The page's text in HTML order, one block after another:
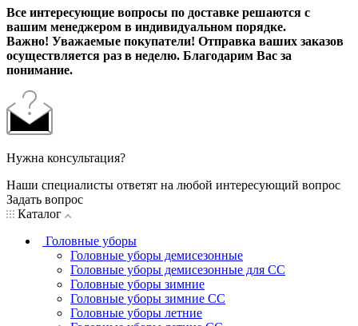
Все интересующие вопросы по доставке решаются с
вашим менеджером в индивидуальном порядке.
Важно! Уважаемые покупатели! Отправка ваших заказов
осуществляется раз в неделю. Благодарим Вас за
понимание.
Нужна консультация?
Наши специалисты ответят на любой интересующий вопрос
Задать вопрос
Каталог
Головные уборы
Головные уборы демисезонные
Головные уборы демисезонные для СС
Головные уборы зимние
Головные уборы зимние СС
Головные уборы летние